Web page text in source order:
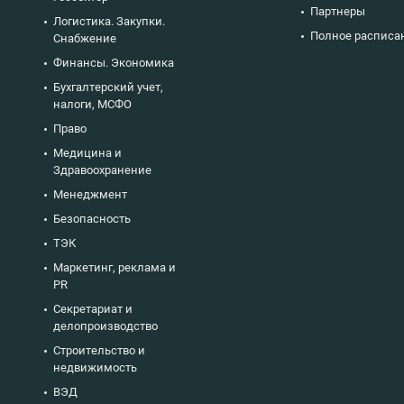
Логистика. Закупки.
Снабжение
Финансы. Экономика
Бухгалтерский учет,
налоги, МСФО
Право
Медицина и
Здравоохранение
Менеджмент
Безопасность
ТЭК
Маркетинг, реклама и
PR
Секретариат и
делопроизводство
Строительство и
недвижимость
ВЭД
Партнеры
Полное